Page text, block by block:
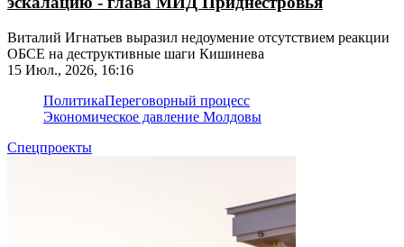
Виталий Игнатьев выразил недоумение отсутствием реакции
ОБСЕ на деструктивные шаги Кишинева
15 Июл., 2026, 16:16
ПолитикаПереговорный процесс
Экономическое давление Молдовы
Спецпроекты